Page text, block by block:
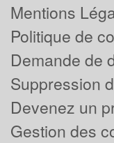
Mentions
Politique de
Demande de
Suppression
Devenez un
Gestion des